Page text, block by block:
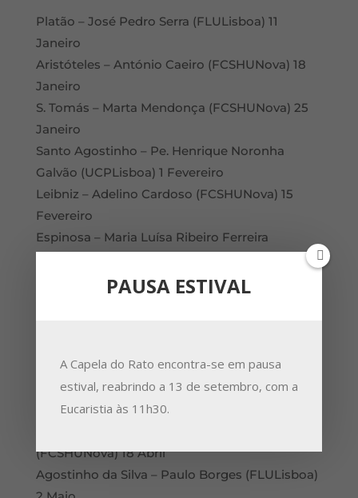
Platão – José Pedro Serra (FLULisboa) 11
Janeiro
Aristóteles – António Caeiro (FCSHUNova) 18
Janeiro
S. Tomás – Marta Mendonça (FCSHUNova) 25
Janeiro
Santo Agostinho – Pe. Henrique Noronha
Galvão (UCPLisboa) 1 Fevereiro
Leibniz – Adelino Cardoso (FCSHUNova) 15
Fevereiro
Espinosa – Maria Luísa Ribeiro Ferreira
Kant – Irene Borges-Duarte (UÉvora) 7 Março
(FLULisboa) 4 Abril
Paul Ricoeur – Carlos João Correia (FLULisboa)
11 Abril
(FCSHUNova) 18 Abril
Agostinho da Silva – Paulo Borges (FLULisboa)
PAUSA ESTIVAL
A Capela do Rato encontra-se em pausa
estival, reabrindo a 13 de setembro, com a
Eucaristia às 11h30.